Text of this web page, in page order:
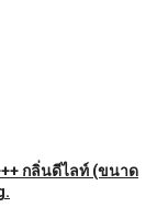
กลิ่นดีไลท์ (ขนาด